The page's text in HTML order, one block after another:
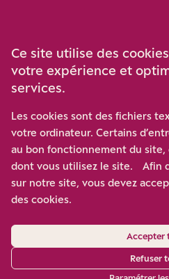
Participez à notre effort pour
luttant contre
disqualification de
confrontation des
Nous
Ce site utilise des
votre expérience et
services.
Les cookies sont des fichiers
votre ordinateur. Certains
au bon fonctionnement du site,
dont vous utilisez le site. Afin
sur notre site, vous devez
des cookies.
Accepter
Refuser